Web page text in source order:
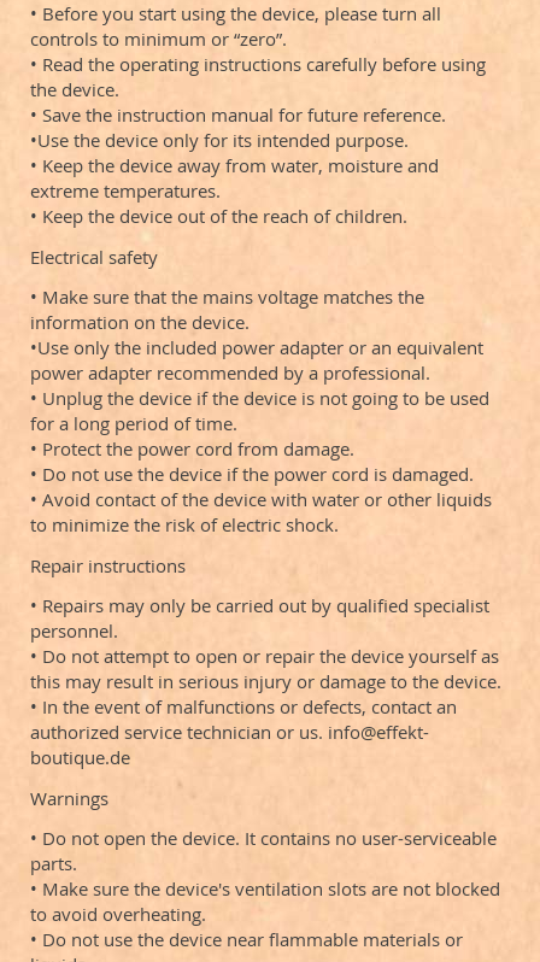
• Before you start using the device, please turn all
controls to minimum or “zero”.
• Read the operating instructions carefully before using
the device.
• Save the instruction manual for future reference.
•Use the device only for its intended purpose.
• Keep the device away from water, moisture and
extreme temperatures.
• Keep the device out of the reach of children.
Electrical safety
• Make sure that the mains voltage matches the
information on the device.
•Use only the included power adapter or an equivalent
power adapter recommended by a professional.
• Unplug the device if the device is not going to be used
for a long period of time.
• Protect the power cord from damage.
• Do not use the device if the power cord is damaged.
• Avoid contact of the device with water or other liquids
to minimize the risk of electric shock.
Repair instructions
• Repairs may only be carried out by qualified specialist
personnel.
• Do not attempt to open or repair the device yourself as
this may result in serious injury or damage to the device.
• In the event of malfunctions or defects, contact an
authorized service technician or us. info@effekt-
boutique.de
Warnings
• Do not open the device. It contains no user-serviceable
parts.
• Make sure the device's ventilation slots are not blocked
to avoid overheating.
• Do not use the device near flammable materials or